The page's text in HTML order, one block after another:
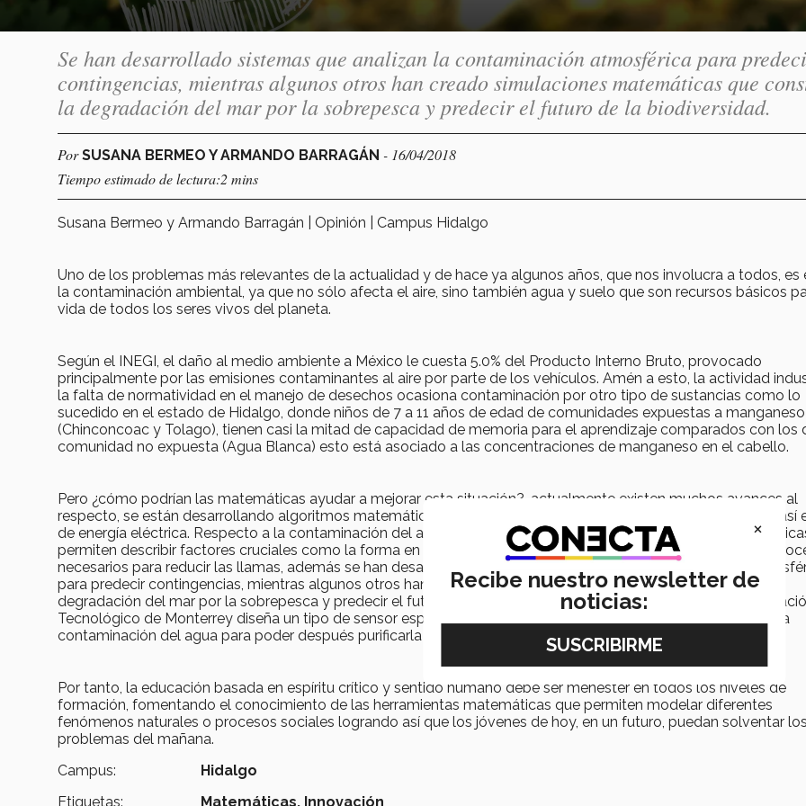
Se han desarrollado sistemas que analizan la contaminación atmosférica para
contingencias, mientras algunos otros han creado simulaciones matemáticas que
la degradación del mar por la sobrepesca y predecir el futuro de la biodiversidad.
PorSUSANA BERMEO Y ARMANDO BARRAGÁN - 16/04/2018
Tiempo estimado de lectura:2 mins
Susana Bermeo y Armando Barragán | Opinión | Campus Hidalgo
Uno de los problemas más relevantes de la actualidad y de hace ya algunos años, que nos involucra a todos, es
la contaminación ambiental, ya que no sólo afecta el aire, sino también agua y suelo que son recursos básicos
vida de todos los seres vivos del planeta.
Según el INEGI, el daño al medio ambiente a México le cuesta 5.0% del Producto Interno Bruto, provocado
principalmente por las emisiones contaminantes al aire por parte de los vehículos. Amén a esto, la actividad
la falta de normatividad en el manejo de desechos ocasiona contaminación por otro tipo de sustancias como lo
sucedido en el estado de Hidalgo, donde niños de 7 a 11 años de edad de comunidades expuestas a manganeso
(Chinconcoac y Tolago), tienen casi la mitad de capacidad de memoria para el aprendizaje comparados con los
comunidad no expuesta (Agua Blanca) esto está asociado a las concentraciones de manganeso en el cabello.
Pero ¿cómo podrían las matemáticas ayudar a mejorar esta situación?, actualmente existen muchos avances al
respecto, se están desarrollando algoritmos matemáticos para aprovechar al máximo la luz solar, ahorrando así
de energía eléctrica. Respecto a la contaminación del aire, en el caso específico de los incendios, las
permiten describir factores cruciales como la forma en que se distribuye el fuego, el camino del humo o los
necesarios para reducir las llamas, además se han desarrollado sistemas que analizan la contaminación
para predecir contingencias, mientras algunos otros han creado simulaciones matemáticas que constatan la
degradación del mar por la sobrepesca y predecir el futuro de la biodiversidad. Uno de los grupos de
Tecnológico de Monterrey diseña un tipo de sensor especial que por medio de estadística matemática mide la
contaminación del agua para poder después purificarla con nanomateriales.
Por tanto, la educación basada en espíritu crítico y sentido humano debe ser menester en todos los niveles de
formación, fomentando el conocimiento de las herramientas matemáticas que permiten modelar diferentes
fenómenos naturales o procesos sociales logrando así que los jóvenes de hoy, en un futuro, puedan solventar los
problemas del mañana.
Campus:
Hidalgo
Etiquetas:
Matemáticas, Innovación
×
Recibe nuestro newsletter de
noticias: